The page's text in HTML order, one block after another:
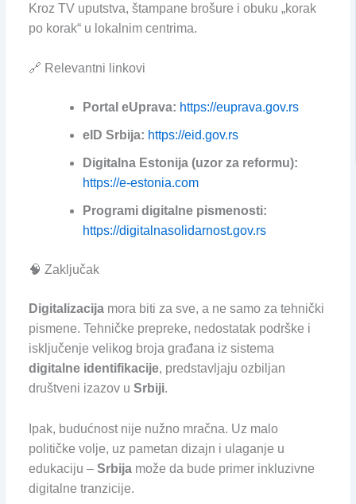
Kroz TV uputstva, štampane brošure i obuku „korak
po korak“ u lokalnim centrima.
🔗 Relevantni linkovi
Portal eUprava: https://euprava.gov.rs
eID Srbija: https://eid.gov.rs
Digitalna Estonija (uzor za reformu):
https://e-estonia.com
Programi digitalne pismenosti:
https://digitalnasolidarnost.gov.rs
🧠 Zaključak
Digitalizacijamora biti za sve, a ne samo za tehnički
pismene. Tehničke prepreke, nedostatak podrške i
isključenje velikog broja građana iz sistema
digitalne identifikacije, predstavljaju ozbiljan
društveni izazov u Srbiji.
Ipak, budućnost nije nužno mračna. Uz malo
političke volje, uz pametan dizajn i ulaganje u
edukaciju – Srbijamože da bude primer inkluzivne
digitalne tranzicije.